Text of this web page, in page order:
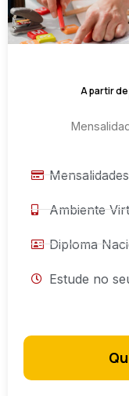
A partir de
Ambiente
Diploma
Estude no